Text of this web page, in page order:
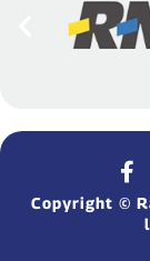
Copyright ©